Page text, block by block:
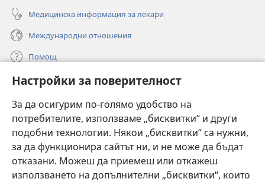
Настройки за поверителност
За да осигурим по-голямо удобство на
потребителите, използваме „бисквитки“ и други
подобни технологии. Някои „бисквитки“ са нужни,
за да функционира сайтът ни, и не може да бъдат
отказани. Можеш да приемеш или откажеш
използването на допълнителни „бисквитки“, които
Медицинска информация за лекари
Международни отношения
Помощ
Дарения
нов
прозорец)ОНЛАЙН БИБЛИОТЕКА „Стражева кула“
(отваря
нов
прозорец)
JW Hub
(отваря
нов
прозорец)JW Library